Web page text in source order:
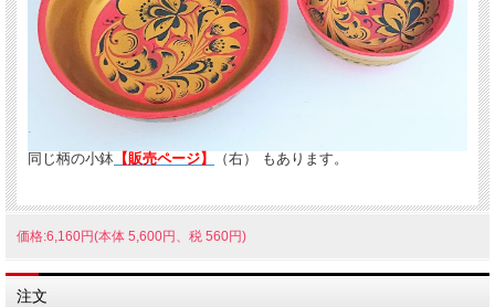
同じ柄の小鉢 【販売ページ】 （右） もあります。
価格:6,160円(本体 5,600円、税 560円)
注文